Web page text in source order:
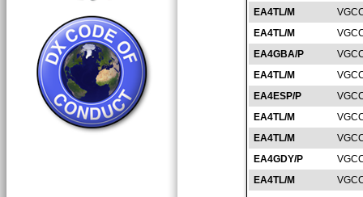
EA4TL/M
EA4TL/M
EA4GBA/P
EA4TL/M
EA4ESP/P
EA4TL/M
EA4TL/M
EA4GDY/P
EA4TL/M